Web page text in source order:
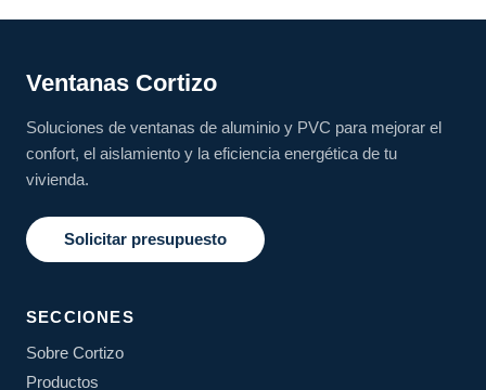
Ventanas Cortizo
Soluciones de ventanas de aluminio y PVC para mejorar el
confort, el aislamiento y la eficiencia energética de tu
vivienda.
Solicitar presupuesto
SECCIONES
Sobre Cortizo
Productos